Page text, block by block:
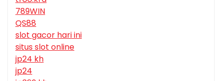
789WIN
QS88
slot gacor hari ini
situs slot online
jp24 kh
jp24